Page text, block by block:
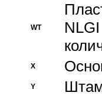
WT
X
Y